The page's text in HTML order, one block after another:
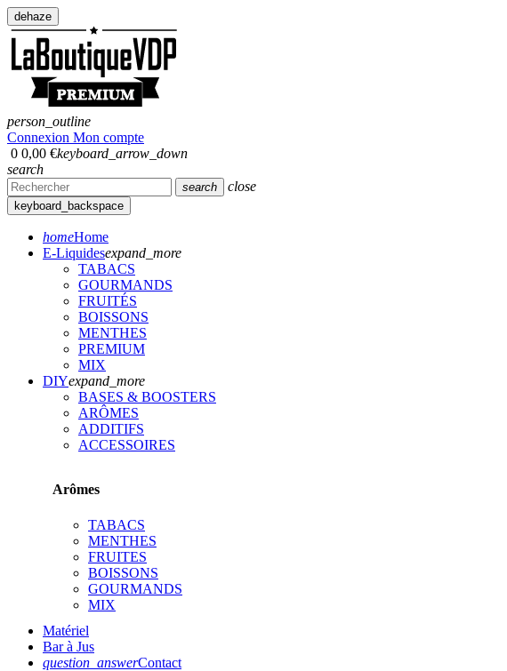
dehaze
person_outline
Connexion Mon compte
0 0,00 €keyboard_arrow_down
search
search close
keyboard_backspace
homeHome
E-Liquidesexpand_more
TABACS
GOURMANDS
FRUITÉS
BOISSONS
MENTHES
PREMIUM
MIX
DIYexpand_more
BASES & BOOSTERS
ARÔMES
ADDITIFS
ACCESSOIRES
Arômes
TABACS
MENTHES
FRUITES
BOISSONS
GOURMANDS
MIX
Matériel
Bar à Jus
question_answerContact